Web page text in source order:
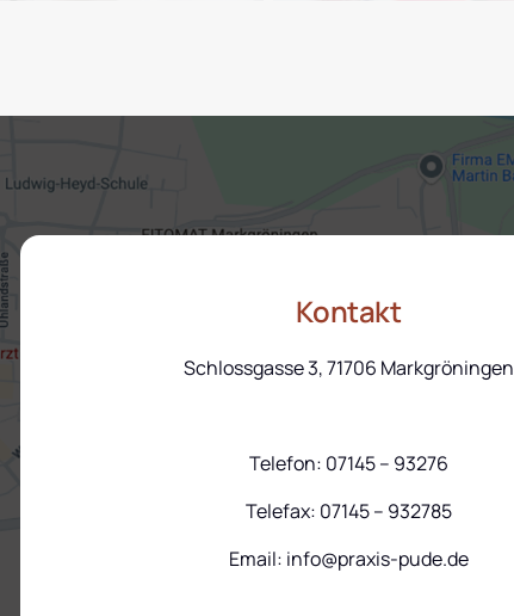
Kontakt
Schlossgasse 3, 71706 Markgröningen
Telefon: 07145 – 93276
Telefax: 07145 – 932785
Email: info@praxis-pude.de